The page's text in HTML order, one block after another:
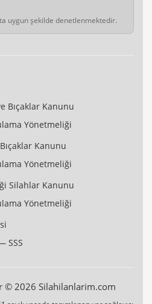
uygun şekilde denetlenmektedir.
Bıçaklar Kanunu
Yönetmeliği
Kanunu
Yönetmeliği
Silahlar Kanunu
Yönetmeliği
SSS
© 2026 Silahilanlarim.com